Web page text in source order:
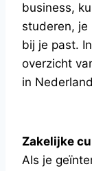
business,
studeren, je
bij je past.
overzicht
in
Zakelijke
Als je